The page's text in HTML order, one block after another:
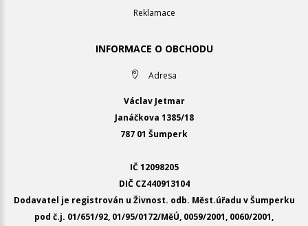
Reklamace
INFORMACE O OBCHODU
Adresa
Václav Jetmar
Janáčkova 1385/18
787 01 Šumperk
IČ 12098205
DIČ CZ440913104
Dodavatel je registrován u Živnost. odb. Měst.úřadu v Šumperku
pod č.j. 01/651/92, 01/95/0172/MěÚ, 0059/2001, 0060/2001,